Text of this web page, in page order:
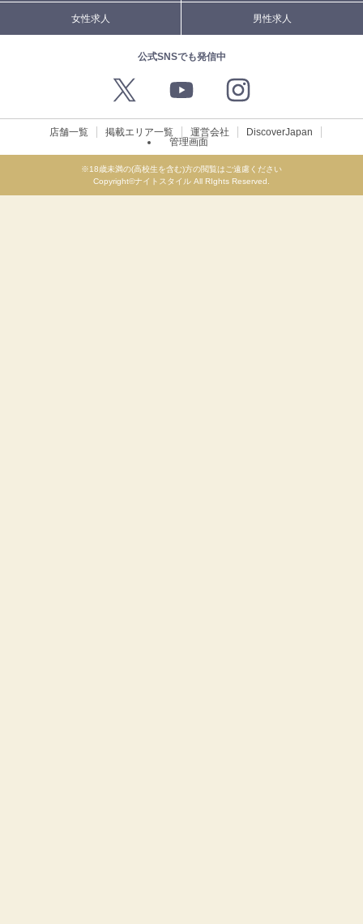
女性求人 男性求人
公式SNSでも発信中
店舗一覧 掲載エリア一覧 運営会社
DiscoverJapan
管理画面
※18歳未満の(高校生を含む)方の閲覧はご遠慮ください
Copyright©ナイトスタイル All RIghts Reserved.